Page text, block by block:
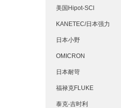
美国Hipot-SCl
KANETEC/日本强力
日本小野
OMICRON
日本耐苛
福禄克FLUKE
泰克-吉时利